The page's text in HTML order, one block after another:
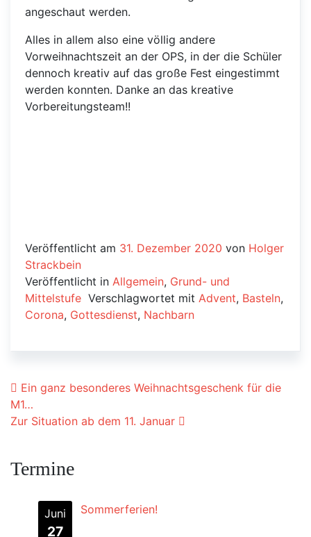
angeschaut werden.
Alles in allem also eine völlig andere
Vorweihnachtszeit an der OPS, in der die Schüler
dennoch kreativ auf das große Fest eingestimmt
werden konnten. Danke an das kreative
Vorbereitungsteam!!
Veröffentlicht am 31. Dezember 2020 von Holger
Strackbein
Veröffentlicht in Allgemein, Grund- und
Mittelstufe Verschlagwortet mit Advent, Basteln,
Corona, Gottesdienst, Nachbarn
Beitrags-Navigation
Ein ganz besonderes Weihnachtsgeschenk für die
M1…
Zur Situation ab dem 11. Januar
Termine
Juni
27
Sommerferien!